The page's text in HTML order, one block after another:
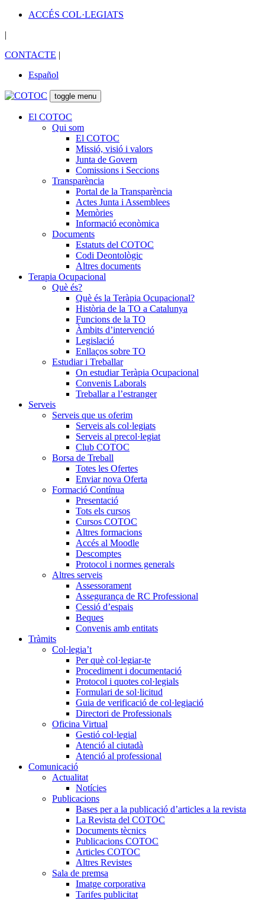
ACCÉS COL·LEGIATS
|
CONTACTE |
Español
toggle menu
El COTOC
Qui som
El COTOC
Missió, visió i valors
Junta de Govern
Comissions i Seccions
Transparència
Portal de la Transparència
Actes Junta i Assemblees
Memòries
Informació econòmica
Documents
Estatuts del COTOC
Codi Deontològic
Altres documents
Terapia Ocupacional
Què és?
Què és la Teràpia Ocupacional?
Història de la TO a Catalunya
Funcions de la TO
Àmbits d’intervenció
Legislació
Enllaços sobre TO
Estudiar i Treballar
On estudiar Teràpia Ocupacional
Convenis Laborals
Treballar a l’estranger
Serveis
Serveis que us oferim
Serveis als col·legiats
Serveis al precol·legiat
Club COTOC
Borsa de Treball
Totes les Ofertes
Enviar nova Oferta
Formació Contínua
Presentació
Tots els cursos
Cursos COTOC
Altres formacions
Accés al Moodle
Descomptes
Protocol i normes generals
Altres serveis
Assessorament
Assegurança de RC Professional
Cessió d’espais
Beques
Convenis amb entitats
Tràmits
Col·legia’t
Per què col·legiar-te
Procediment i documentació
Protocol i quotes col·legials
Formulari de sol·licitud
Guia de verificació de col·legiació
Directori de Professionals
Oficina Virtual
Gestió col·legial
Atenció al ciutadà
Atenció al professional
Comunicació
Actualitat
Notícies
Publicacions
Bases per a la publicació d’articles a la revista
La Revista del COTOC
Documents tècnics
Publicacions COTOC
Articles COTOC
Altres Revistes
Sala de premsa
Imatge corporativa
Tarifes publicitat